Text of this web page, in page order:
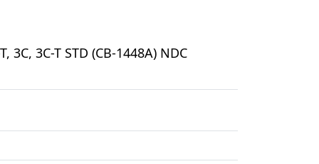
3C-T STD (CB-1448A) NDC